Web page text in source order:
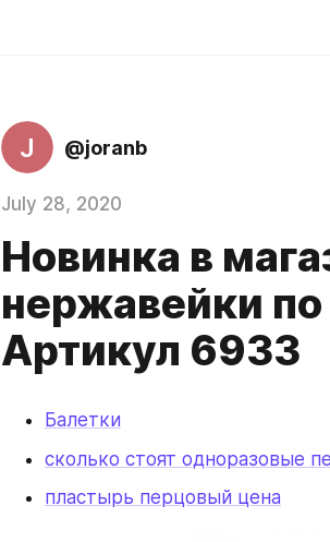
J @joranb
July 28, 2020
Новинка в
нержавейки
Артикул 6933
Балетки
сколько стоят одноразовые
пластырь перцовый цена